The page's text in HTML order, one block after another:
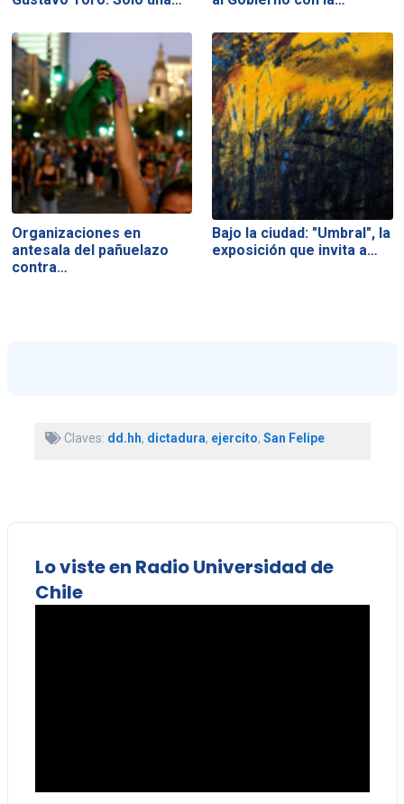
Organizaciones en
antesala del pañuelazo
contra…
Bajo la ciudad: "Umbral", la
exposición que invita a…
Claves: dd.hh, dictadura, ejercito, San Felipe
Lo viste en Radio Universidad de
Chile